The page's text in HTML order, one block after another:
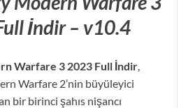
İndir – v10.4
Warfare 3 2023 Full İndir
Warfare 2’nin büyüleyici
bir birinci şahıs nişancı